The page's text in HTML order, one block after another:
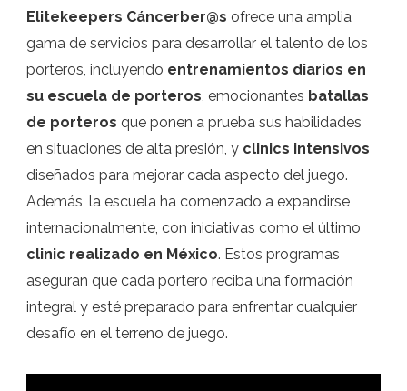
Elitekeepers Cáncerber@s ofrece una amplia
gama de servicios para desarrollar el talento de los
porteros, incluyendo entrenamientos diarios en
su escuela de porteros, emocionantes batallas
de porteros que ponen a prueba sus habilidades
en situaciones de alta presión, y clinics intensivos
diseñados para mejorar cada aspecto del juego.
Además, la escuela ha comenzado a expandirse
internacionalmente, con iniciativas como el último
clinic realizado en México. Estos programas
aseguran que cada portero reciba una formación
integral y esté preparado para enfrentar cualquier
desafío en el terreno de juego.